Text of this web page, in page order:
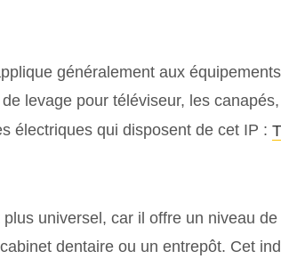
généralement aux
levage pour téléviseur, les
électriques qui disposent de cet IP :
plus universel, car il offre un niveau
dentaire ou un entrepôt. Cet